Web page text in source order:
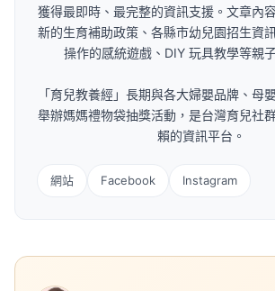
獲得最即時、最完整的資訊支援。文章內
新的生育補助政策、各縣市幼兒園招生資
操作的感統遊戲、DIY 玩具教學等親
「育兒教養經」長期與各大婦嬰品牌、母
舉辦媽媽禮物袋抽獎活動，是台灣育兒社
賴的資訊平台。
網站 Facebook Instagram